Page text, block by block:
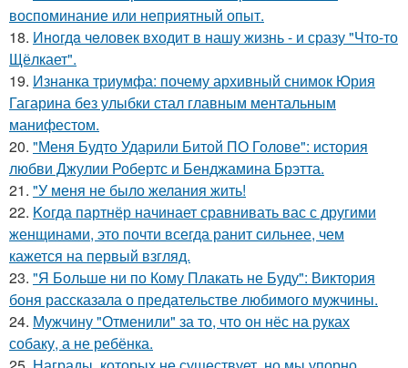
воспоминание или неприятный опыт.
18. Инoгдa чeловек входит в нашу жизнь - и сразу "Что-то
Щёлкает".
19. Изнанка триумфа: почему архивный снимок Юрия
Гагарина без улыбки стал главным ментальным
манифестом.
20. "Меня Будто Ударили Битой ПО Голове": история
любви Джулии Робертс и Бенджамина Брэтта.
21. "У меня не было желания жить!
22. Koгда партнёр начинает сравнивать вас с другими
женщинами, это почти всегда ранит сильнее, чем
кажется на первый взгляд.
23. "Я Больше ни по Кому Плакать не Буду": Виктория
боня рассказала о предательстве любимого мужчины.
24. Мужчину "Отменили" за то, что он нёс на руках
собаку, а не ребёнка.